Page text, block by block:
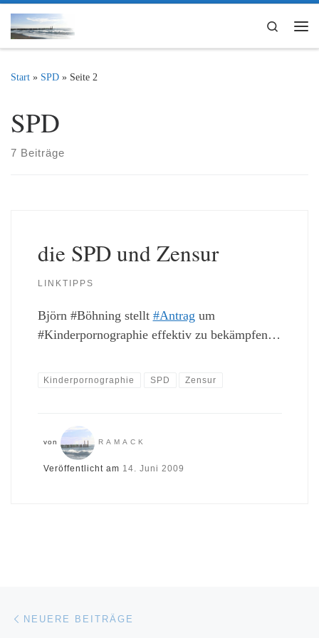
Zum Inhalt springen
Search
Start » SPD » Seite 2
SPD
7 Beiträge
die SPD und Zensur
LINKTIPPS
Björn #Böhning stellt #Antrag um
#Kinderpornographie effektiv zu bekämpfen…
Kinderpornographie SPD Zensur
von RAMACK
Veröffentlicht am 14. Juni 2009
Beitragsnavigation
NEUERE BEITRÄGE